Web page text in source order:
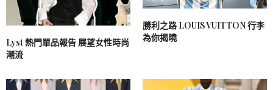
Lyst 熱門單品報告 展望女性時尚
潮流
勝利之路 LOUIS VUITTON 行李
為你揭曉